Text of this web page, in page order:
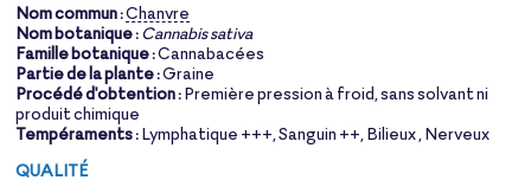
Nom commun :Chanvre
Nom botanique :Cannabis sativa
Famille botanique :Cannabacées
Partie de la plante :Graine
Procédé d'obtention :Première pression à froid, sans solvant ni
produit chimique
Tempéraments :Lymphatique +++, Sanguin ++, Bilieux , Nerveux
QUALITÉ